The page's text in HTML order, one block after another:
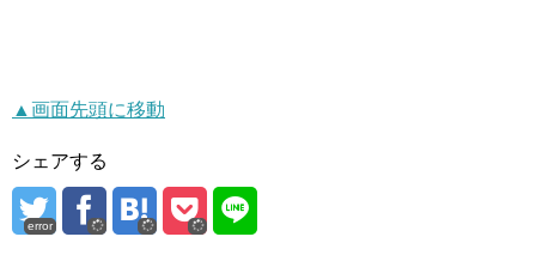
▲画面先頭に移動
シェアする
error